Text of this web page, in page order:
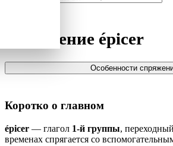
Спряжение épicer
Особенности
Коротко о главном
épicer — глагол 1-й группы,
временах спрягается со